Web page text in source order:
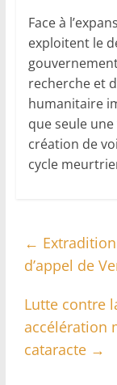
Face à
exploitent le
recherche et
humanitaire
que seule
création de
cycle
←
d’appel de
Lutte contre
accélération
cataracte →